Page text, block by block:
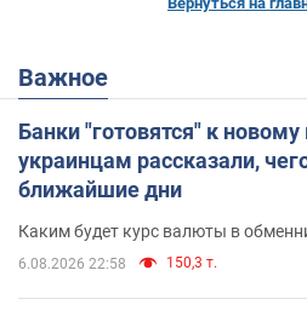
Важное
Банки "готовятся" к новому
украинцам рассказали,
ближайшие дни
Каким будет курс валюты в
6.08.2026 22:58 150,3 т.